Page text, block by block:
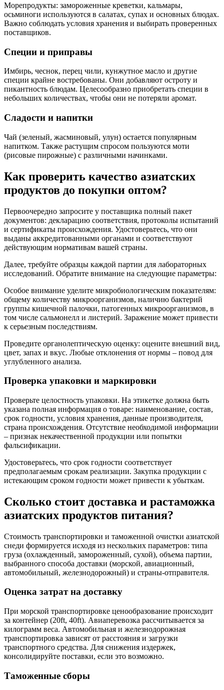
Морепродукты: замороженные креветки, кальмары,
осьминоги используются в салатах, супах и основных блюдах.
Важно соблюдать условия хранения и выбирать проверенных
поставщиков.
Специи и приправы
Имбирь, чеснок, перец чили, кунжутное масло и другие
специи крайне востребованы. Они добавляют остроту и
пикантность блюдам. Целесообразно приобретать специи в
небольших количествах, чтобы они не потеряли аромат.
Сладости и напитки
Чай (зеленый, жасминовый, улун) остается популярным
напитком. Также растущим спросом пользуются моти
(рисовые пирожные) с различными начинками.
Как проверить качество азиатских
продуктов до покупки оптом?
Первоочередно запросите у поставщика полный пакет
документов: декларацию соответствия, протоколы испытаний
и сертификаты происхождения. Удостоверьтесь, что они
выданы аккредитованными органами и соответствуют
действующим нормативам вашей страны.
Далее, требуйте образцы каждой партии для лабораторных
исследований. Обратите внимание на следующие параметры:
Особое внимание уделите микробиологическим показателям:
общему количеству микроорганизмов, наличию бактерий
группы кишечной палочки, патогенных микроорганизмов, в
том числе сальмонелл и листерий. Заражение может привести
к серьезным последствиям.
Проведите органолептическую оценку: оцените внешний вид,
цвет, запах и вкус. Любые отклонения от нормы – повод для
углубленного анализа.
Проверка упаковки и маркировки
Проверьте целостность упаковки. На этикетке должна быть
указана полная информация о товаре: наименование, состав,
срок годности, условия хранения, данные производителя,
страна происхождения. Отсутствие необходимой информации
– признак некачественной продукции или попытки
фальсификации.
Удостоверьтесь, что срок годности соответствует
предполагаемым срокам реализации. Закупка продукции с
истекающим сроком годности может привести к убыткам.
Сколько стоит доставка и растаможка
азиатских продуктов питания?
Стоимость транспортировки и таможенной очистки азиатской
снеди формируется исходя из нескольких параметров: типа
груза (охлажденный, замороженный, сухой), объема партии,
выбранного способа доставки (морской, авиационный,
автомобильный, железнодорожный) и страны-отправителя.
Оценка затрат на доставку
При морской транспортировке ценообразование происходит
за контейнер (20ft, 40ft). Авиаперевозка рассчитывается за
килограмм веса. Автомобильная и железнодорожная
транспортировка зависят от расстояния и загрузки
транспортного средства. Для снижения издержек,
консолидируйте поставки, если это возможно.
Таможенные сборы